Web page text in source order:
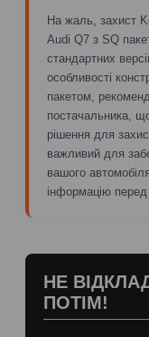
На жаль, захист
Audi Q7 з SQ
стандартних
особливості
пакетом,
постачальника,
рішення для
важливий для
вашого
інформацію перед
НЕ
ПОТІМ!